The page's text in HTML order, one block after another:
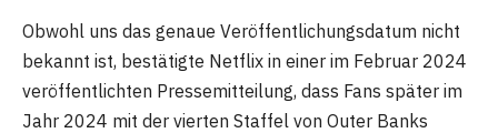
Obwohl uns das genaue Veröffentlichungsdatum nicht
bekannt ist, bestätigte Netflix in einer im Februar 2024
veröffentlichten Pressemitteilung, dass Fans später im
Jahr 2024 mit der vierten Staffel von Outer Banks